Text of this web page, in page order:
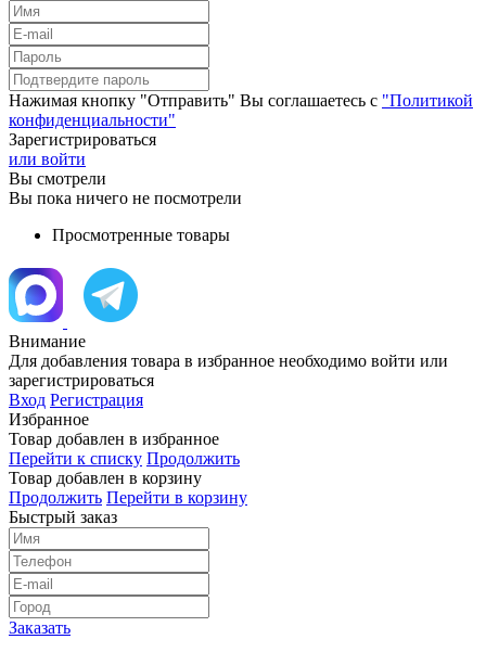
Нажимая кнопку "Отправить" Вы соглашаетесь с "Политикой
конфиденциальности"
Зарегистрироваться
или войти
Вы смотрели
Вы пока ничего не посмотрели
Просмотренные товары
Внимание
Для добавления товара в избранное необходимо войти или
зарегистрироваться
Вход Регистрация
Избранное
Товар добавлен в избранное
Перейти к списку Продолжить
Товар добавлен в корзину
Продолжить Перейти в корзину
Быстрый заказ
Заказать